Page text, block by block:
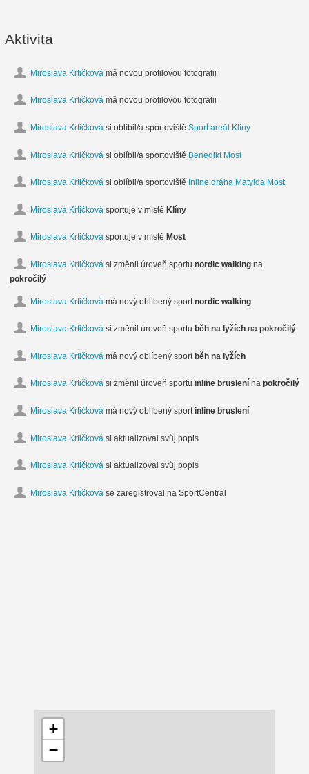
Aktivita
Miroslava Krtičková má novou profilovou fotografii
Miroslava Krtičková má novou profilovou fotografii
Miroslava Krtičková si oblíbil/a sportoviště Sport areál Klíny
Miroslava Krtičková si oblíbil/a sportoviště Benedikt Most
Miroslava Krtičková si oblíbil/a sportoviště Inline dráha Matylda Most
Miroslava Krtičková sportuje v místě Klíny
Miroslava Krtičková sportuje v místě Most
Miroslava Krtičková si změnil úroveň sportu nordic walking na
pokročilý
Miroslava Krtičková má nový oblíbený sport nordic walking
Miroslava Krtičková si změnil úroveň sportu běh na lyžích na pokročilý
Miroslava Krtičková má nový oblíbený sport běh na lyžích
Miroslava Krtičková si změnil úroveň sportu inline bruslení na pokročilý
Miroslava Krtičková má nový oblíbený sportinline bruslení
Miroslava Krtičková si aktualizoval svůj popis
Miroslava Krtičková si aktualizoval svůj popis
Miroslava Krtičková se zaregistroval na SportCentral
+
−